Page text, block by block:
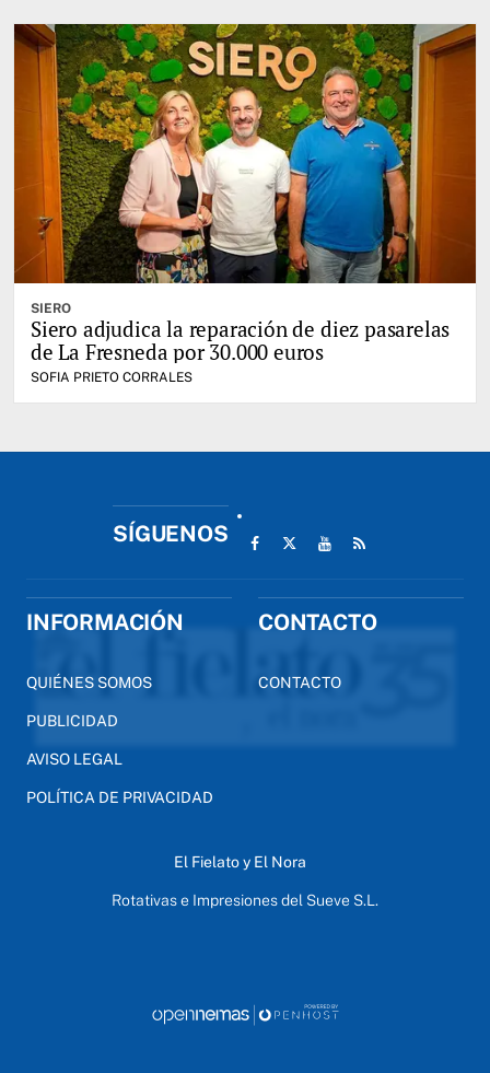
SIERO
Siero adjudica la reparación de diez pasarelas
de La Fresneda por 30.000 euros
SOFIA PRIETO CORRALES
SÍGUENOS
INFORMACIÓN
QUIÉNES SOMOS
PUBLICIDAD
AVISO LEGAL
POLÍTICA DE PRIVACIDAD
CONTACTO
CONTACTO
El Fielato y El Nora
Rotativas e Impresiones del Sueve S.L.